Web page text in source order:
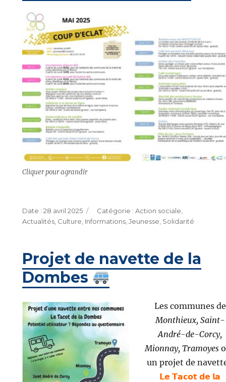
Cliquer pour agrandir
Publié
le
28 avril 2025 Catégories
Action sociale
Actualités, Culture Informations, Jeunesse Solidarité
Projet de navette de la
Dombes
Les communes de
Monthieux, Saint-
André-de-Corcy,
Mionnay, Tramoyes
un projet de
𝗟𝗲 𝗧𝗮𝗰𝗼𝘁 𝗱𝗲 𝗹𝗮